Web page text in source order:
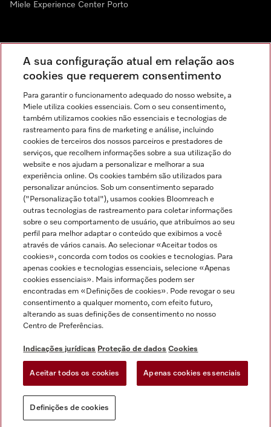
Miele Experience Center Porto
Indicações jurídicas
Condições gerais
Proteção de dados
Condições de utilização
Canal de Ética
Formulário de livre resolução
Miele no Instagram
Miele no Facebook
Miele no Youtube
A sua configuração atual em relação aos
cookies que requerem consentimento
Para garantir o funcionamento adequado do nosso website, a
Miele utiliza cookies essenciais. Com o seu consentimento,
também utilizamos cookies não essenciais e tecnologias de
rastreamento para fins de marketing e análise, incluindo
cookies de terceiros dos nossos parceiros e prestadores de
serviços, que recolhem informações sobre a sua utilização do
website e nos ajudam a personalizar e melhorar a sua
experiência online. Os cookies também são utilizados para
personalizar anúncios. Sob um consentimento separado
("Personalização total"), usamos cookies Bloomreach e
outras tecnologias de rastreamento para coletar informações
sobre o seu comportamento de usuário, que atribuímos ao seu
perfil para melhor adaptar o conteúdo que exibimos a você
através de vários canais. Ao selecionar «Aceitar todos os
cookies», concorda com todos os cookies e tecnologias. Para
apenas cookies e tecnologias essenciais, selecione «Apenas
cookies essenciais». Mais informações podem ser
encontradas em «Definições de cookies». Pode revogar o seu
consentimento a qualquer momento, com efeito futuro,
alterando as suas definições de consentimento no nosso
Centro de Preferências.
Indicações jurídicas Proteção de dados Cookies
Aceitar todos os cookies Apenas cookies essenciais
Definições de cookies